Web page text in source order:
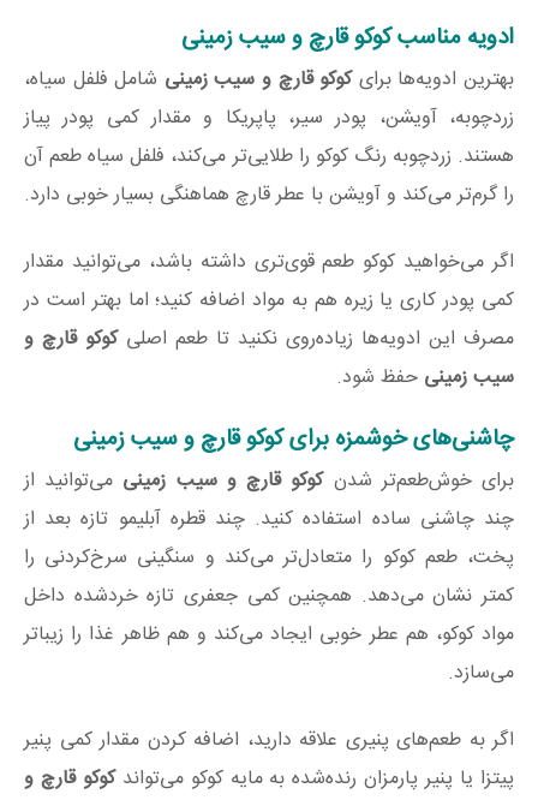
ادویه مناسب کوکو قارچ و سیب زمینی
بهترین ادویه‌ها برایکوکو قارچ و سیب زمینی شامل فلفل سیاه،
زردچوبه، آویشن، پودر سیر، پاپریکا و مقدار کمی پودر پیاز
هستند. زردچوبه رنگ کوکو را طلایی‌تر می‌کند، فلفل سیاه طعم آن
را گرم‌تر می‌کند و آویشن با عطر قارچ هماهنگی بسیار خوبی دارد.
اگر می‌خواهید کوکو طعم قوی‌تری داشته باشد، می‌توانید مقدار
کمی پودر کاری یا زیره هم به مواد اضافه کنید؛ اما بهتر است در
مصرف این ادویه‌ها زیاده‌روی نکنید تا طعم اصلیکوکو قارچ و
سیب زمینی حفظ شود.
چاشنی‌های خوشمزه برای کوکو قارچ و سیب زمینی
برای خوش‌طعم‌تر شدنکوکو قارچ و سیب زمینی می‌توانید از
چند چاشنی ساده استفاده کنید. چند قطره آبلیمو تازه بعد از
پخت، طعم کوکو را متعادل‌تر می‌کند و سنگینی سرخ‌کردنی را
کمتر نشان می‌دهد. همچنین کمی جعفری تازه خردشده داخل
مواد کوکو، هم عطر خوبی ایجاد می‌کند و هم ظاهر غذا را زیباتر
می‌سازد.
اگر به طعم‌های پنیری علاقه دارید، اضافه کردن مقدار کمی پنیر
پیتزا یا پنیر پارمزان رنده‌شده به مایه کوکو می‌تواندکوکو قارچ و